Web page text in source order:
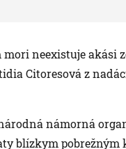
neexistuje akási
Citoresová z
námorná
blízkym pobrežným